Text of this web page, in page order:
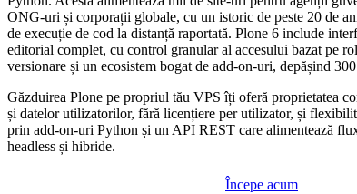
ONG-uri și corporații globale, cu un istoric de peste 20 de
de execuție de cod la distanță raportată. Plone 6 include
editorial complet, cu control granular al accesului bazat pe
versionare și un ecosistem bogat de add-on-uri, depășind
Găzduirea Plone pe propriul tău VPS îți oferă proprietatea
și datelor utilizatorilor, fără licențiere per utilizator, și
prin add-on-uri Python și un API REST care alimentează
headless și hibride.
Începe acum